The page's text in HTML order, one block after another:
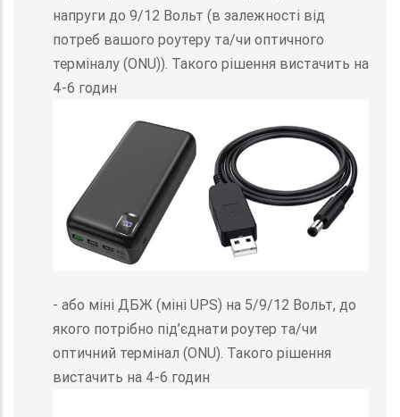
напруги до 9/12 Вольт (в залежності від
потреб вашого роутеру та/чи оптичного
терміналу (ONU)). Такого рішення вистачить на
4-6 годин
- або міні ДБЖ (міні UPS) на 5/9/12 Вольт, до
якого потрібно під’єднати роутер та/чи
оптичний термінал (ONU). Такого рішення
вистачить на 4-6 годин